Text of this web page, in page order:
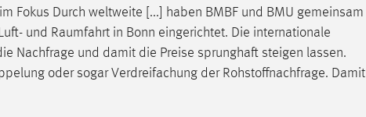
Fokus Durch weltweite [...] haben BMBF und BMU gemeinsam
und Raumfahrt in Bonn eingerichtet. Die internationale
Nachfrage und damit die Preise sprunghaft steigen lassen.
oder sogar Verdreifachung der Rohstoffnachfrage. Damit